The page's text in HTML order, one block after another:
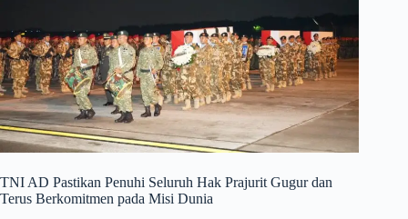
​TNI AD Pastikan Penuhi Seluruh Hak Prajurit Gugur dan
Terus Berkomitmen pada Misi Dunia